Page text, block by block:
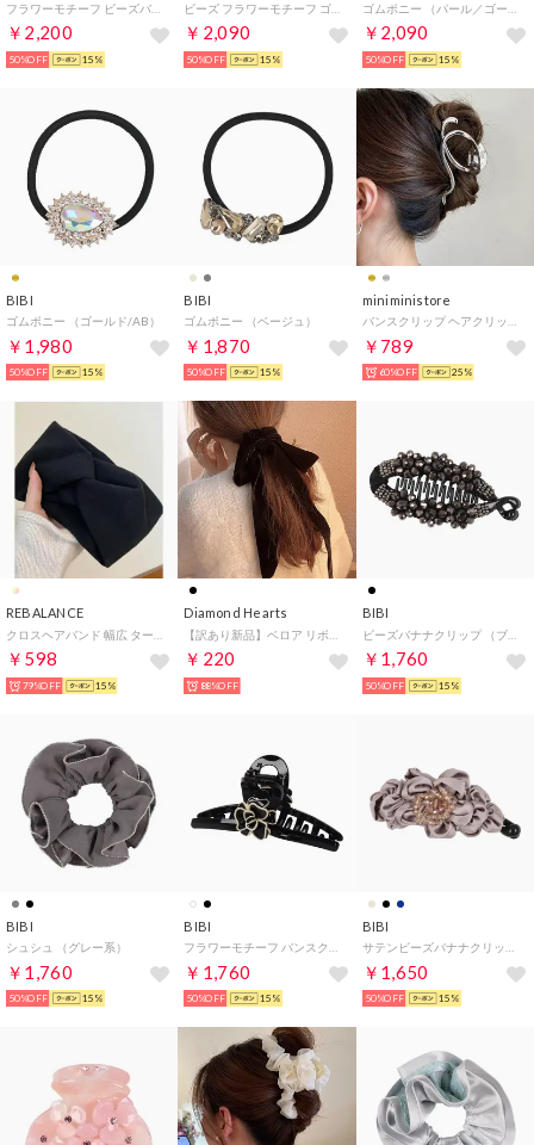
￥2,200
50%OFF 15%
￥2,090
50%OFF 15%
￥2,090
50%OFF 15%
BIBI
ゴムポニー （ゴールド/AB）
￥1,980
50%OFF 15%
BIBI
ゴムポニー （ベージュ）
￥1,870
50%OFF 15%
miniministore
￥789
60%OFF 25%
REBALANCE
￥598
79%OFF 15%
Diamond Hearts
￥220
88%OFF
BIBI
ビーズバナナクリップ （ブラック）
￥1,760
50%OFF 15%
BIBI
シュシュ （グレー系）
￥1,760
50%OFF 15%
BIBI
￥1,760
50%OFF 15%
BIBI
￥1,650
50%OFF 15%